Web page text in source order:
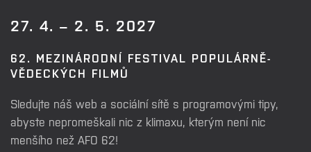
27. 4. – 2. 5. 2027
62. MEZINÁRODNÍ FESTIVAL POPULÁRNĚ-
VĚDECKÝCH FILMŮ
Sledujte náš web a sociální sítě s programovými tipy,
abyste nepromeškali nic z klimaxu, kterým není nic
menšího než AFO 62!